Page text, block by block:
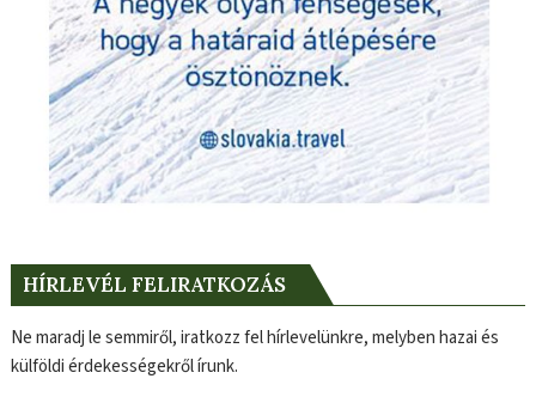
HÍRLEVÉL FELIRATKOZÁS
Ne maradj le semmiről, iratkozz fel hírlevelünkre, melyben hazai és
külföldi érdekességekről írunk.